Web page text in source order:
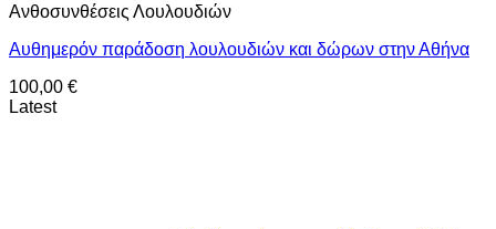
Ανθοσυνθέσεις Λουλουδιών
Αυθημερόν παράδοση λουλουδιών και δώρων στην Αθήνα
100,00 €
Latest